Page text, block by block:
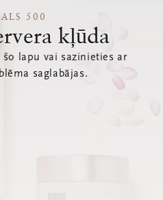
500
kļūda
lapu vai sazinieties ar
saglabājas.